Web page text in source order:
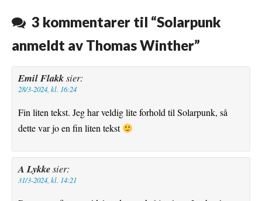
o
k
r
e
s
3 kommentarer til “Solarpunk
anmeldt av Thomas Winther”
Emil Flakksier:
28/3-2024, kl. 16:24
Fin liten tekst. Jeg har veldig lite forhold til Solarpunk, så
dette var jo en fin liten tekst
A Lykkesier:
31/3-2024, kl. 14:21